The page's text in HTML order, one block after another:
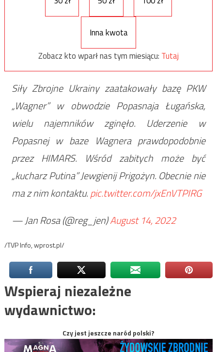
Inna kwota
Zobacz kto wparł nas tym miesiącu: Tutaj
Siły Zbrojne Ukrainy zaatakowały bazę PKW
„Wagner” w obwodzie Popasnaja Ługańska,
wielu najemników zginęło. Uderzenie w
Popasnej w baze Wagnera prawdopodobnie
przez HIMARS. Wśród zabitych może być
„kucharz Putina” Jewgienij Prigożyn. Obecnie nie
ma z nim kontaktu.pic.twitter.com/jxEnVTPIRG
— Jan Rosa (@reg_jen)August 14, 2022
/TVP Info, wprost.pl/
Wspieraj niezależne
wydawnictwo:
Czy jest jeszcze naród polski?